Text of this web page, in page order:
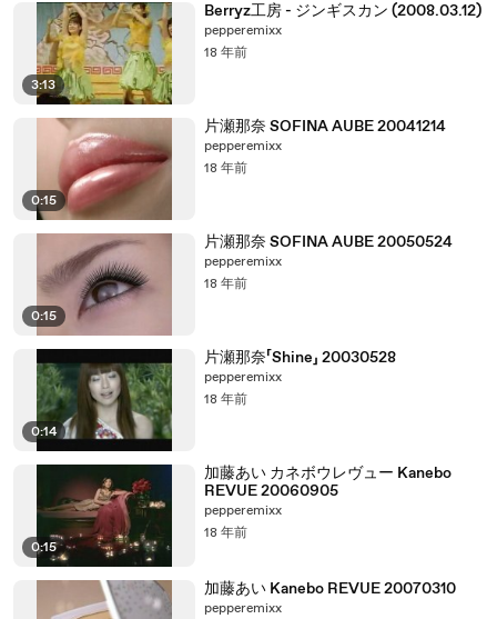
3:13
Berryz工房 - ジンギスカン (2008.03.12)
pepperemixx
18 年前
0:15
片瀬那奈 SOFINA AUBE 20041214
pepperemixx
18 年前
0:15
片瀬那奈 SOFINA AUBE 20050524
pepperemixx
18 年前
0:14
片瀬那奈「Shine」 20030528
pepperemixx
18 年前
0:15
加藤あい カネボウレヴュー Kanebo
REVUE 20060905
pepperemixx
18 年前
加藤あい Kanebo REVUE 20070310
pepperemixx